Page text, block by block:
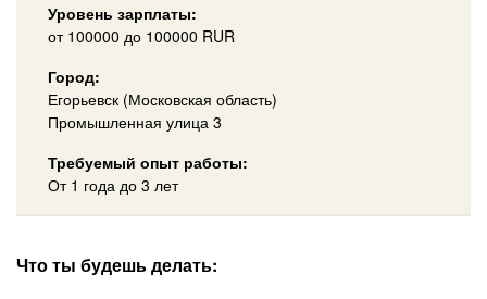
Уровень зарплаты:
от 100000 до 100000 RUR
Город:
Егорьевск (Московская область)
Промышленная улица 3
Требуемый опыт работы:
От 1 года до 3 лет
Что ты будешь делать: